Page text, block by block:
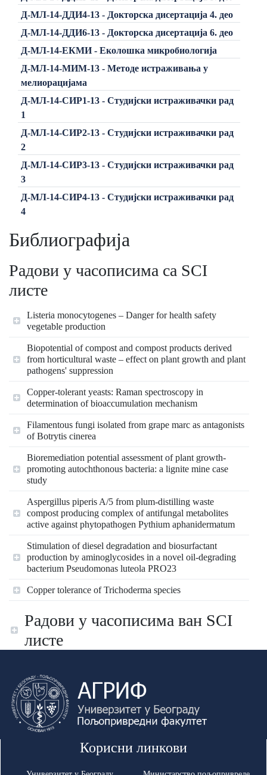
Д-МЛ-14-ДДИ4-13 - Докторска дисертација 4. део
Д-МЛ-14-ДДИ6-13 - Докторска дисертација 6. део
Д-МЛ-14-ЕКМИ - Еколошка микробиологија
Д-МЛ-14-МИМ-13 - Методе истраживања у
мелиорацијама
Д-МЛ-14-СИР1-13 - Студијски истраживачки рад
1
Д-МЛ-14-СИР2-13 - Студијски истраживачки рад
2
Д-МЛ-14-СИР3-13 - Студијски истраживачки рад
3
Д-МЛ-14-СИР4-13 - Студијски истраживачки рад
4
Библиографија
Радови у часописима са SCI
листе
Listeria monocytogenes – Danger for health safety
vegetable production
Biopotential of compost and compost products derived
from horticultural waste – effect on plant growth and plant
pathogens' suppression
Copper-tolerant yeasts: Raman spectroscopy in
determination of bioaccumulation mechanism
Filamentous fungi isolated from grape marc as antagonists
of Botrytis cinerea
Bioremediation potential assessment of plant growth-
promoting autochthonous bacteria: a lignite mine case
study
Aspergillus piperis A/5 from plum-distilling waste
compost producing complex of antifungal metabolites
active against phytopathogen Pythium aphanidermatum
Stimulation of diesel degradation and biosurfactant
production by aminoglycosides in a novel oil-degrading
bacterium Pseudomonas luteola PRO23
Copper tolerance of Trichoderma species
Радови у часописима ван SCI
листе
Корисни линкови